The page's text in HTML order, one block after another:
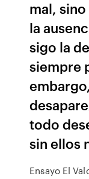
mal,
la
sigo la
siempre
todo
sin ellos
Ensayo El